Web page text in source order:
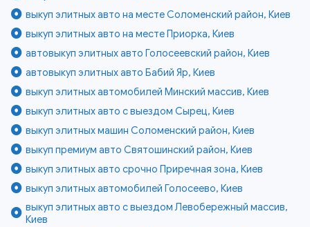
выкуп элитных авто на месте Соломенский район, Киев
выкуп элитных авто на месте Приорка, Киев
автовыкуп элитных авто Голосеевский район, Киев
автовыкуп элитных авто Бабий Яр, Киев
выкуп элитных автомобилей Минский массив, Киев
выкуп элитных авто с выездом Сырец, Киев
выкуп элитных машин Соломенский район, Киев
выкуп премиум авто Святошинский район, Киев
выкуп элитных авто срочно Приречная зона, Киев
выкуп элитных автомобилей Голосеево, Киев
выкуп элитных авто с выездом Левобережный массив,
Киев